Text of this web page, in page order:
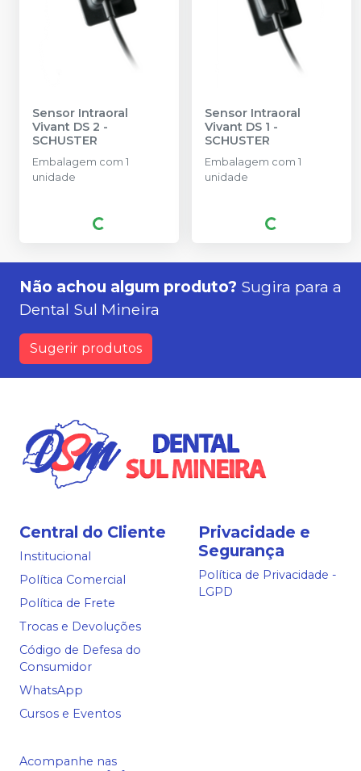
Sensor Intraoral
Vivant DS 2 -
SCHUSTER
Embalagem com 1
unidade
Sensor Intraoral
Vivant DS 1 -
SCHUSTER
Embalagem com 1
unidade
Não achou algum produto? Sugira para a
Dental Sul Mineira
Sugerir produtos
Central do Cliente
Institucional
Política Comercial
Política de Frete
Trocas e Devoluções
Código de Defesa do
Consumidor
WhatsApp
Cursos e Eventos
Privacidade e
Segurança
Política de Privacidade -
LGPD
Acompanhe nas